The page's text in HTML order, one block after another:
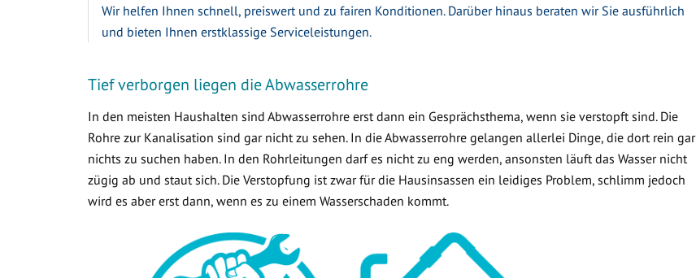
Wir helfen Ihnen schnell, preiswert und zu fairen Konditionen. Darüber hinaus beraten wir Sie ausführlich
und bieten Ihnen erstklassige Serviceleistungen.
Tief verborgen liegen die Abwasserrohre
In den meisten Haushalten sind Abwasserrohre erst dann ein Gesprächsthema, wenn sie verstopft sind. Die
Rohre zur Kanalisation sind gar nicht zu sehen. In die Abwasserrohre gelangen allerlei Dinge, die dort rein gar
nichts zu suchen haben. In den Rohrleitungen darf es nicht zu eng werden, ansonsten läuft das Wasser nicht
zügig ab und staut sich. Die Verstopfung ist zwar für die Hausinsassen ein leidiges Problem, schlimm jedoch
wird es aber erst dann, wenn es zu einem Wasserschaden kommt.